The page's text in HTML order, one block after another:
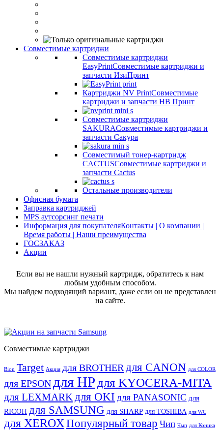
Совместимые картриджи
Совместимые картриджи
EasyPrintСовместимые картриджи и
запчасти ИзиПринт
Картриджи NV PrintСовместимые
картриджи и запчасти НВ Принт
Совместимые картриджи
SAKURAСовместимые картриджи и
запчасти Сакура
Совместимый тонер-картридж
CACTUSСовместимые картриджи и
запчасти Cactus
Остальные производители
Офисная бумага
Заправка картриджей
MPS аутсорсинг печати
Информация для покупателяКонтакты | О компании |
Время работы | Наши преимущества
ГОСЗАКАЗ
Акции
Если вы не нашли нужный картридж, обратитесь к нам
любым удобным способом.
Мы найдем подходящий вариант, даже если он не представлен
на сайте.
Совместимые картриджи
Bion Target Акция для BROTHER для CANON для COLOR
для EPSON для HP для KYOCERA-MITA
для LEXMARK для OKI для PANASONIC для
RICOH для SAMSUNG для SHARP для TOSHIBA для WC
для XEROX Популярный товар Чип Чмп для Коника